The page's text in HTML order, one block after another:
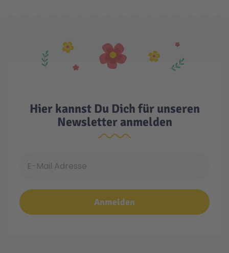
Hier kannst Du Dich für unseren
Newsletter anmelden
Anmelden